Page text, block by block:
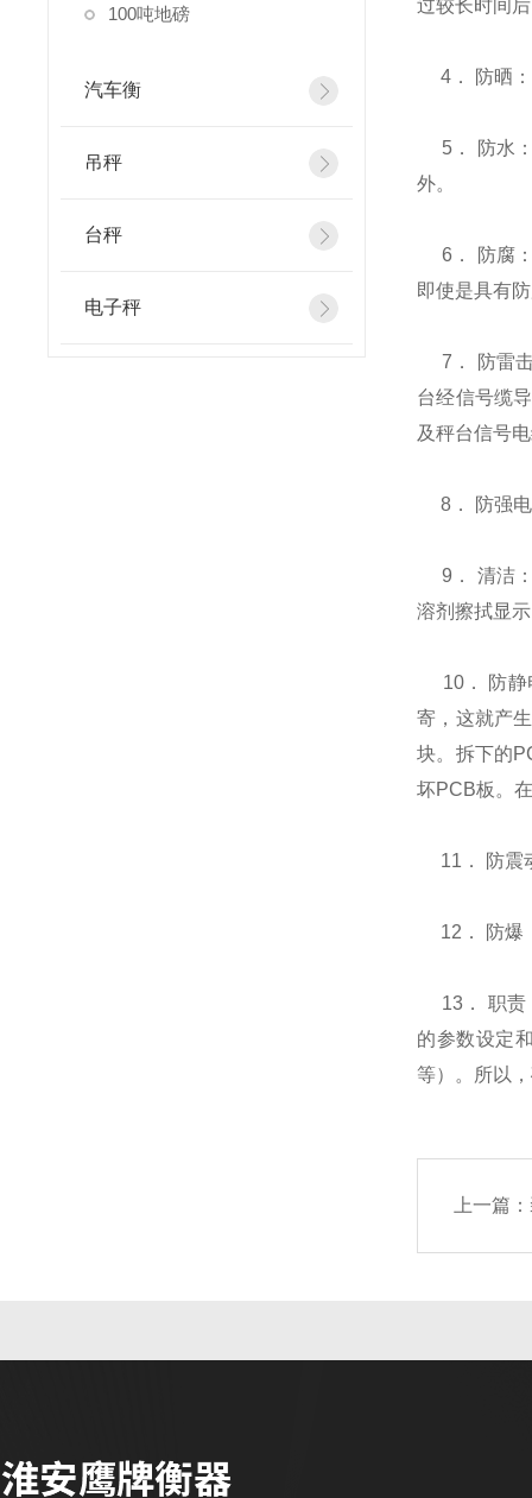
过较长时间
4 ． 防晒
5 ．
防水
外。
6 ．
防腐
即使是具有
7 ．
防雷
台经信号缆
及秤台信号
8 ． 防强
9 ．
清洁
溶剂擦拭显
10．
防
寄，这就产
块。拆下的
坏PCB板。
11 ． 防震
12 ． 防爆
13 ．
职责
的参数设定
等）。所以
上一篇：
100吨地磅
汽车衡
吊秤
台秤
电子秤